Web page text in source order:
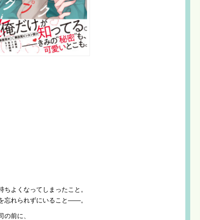
よくなってしまったこと。
忘れられずにいること――。
前に、